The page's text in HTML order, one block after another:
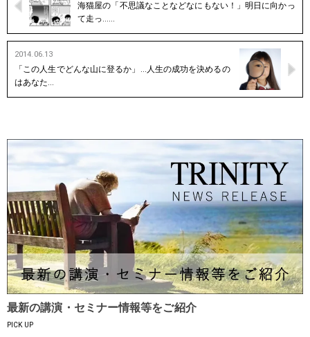
海猫屋の「不思議なことなどなにもない！」明日に向かっ
て走っ……
2014.06.13
「この人生でどんな山に登るか」…人生の成功を決めるの
はあなた…
最新の講演・セミナー情報等をご紹介
PICK UP